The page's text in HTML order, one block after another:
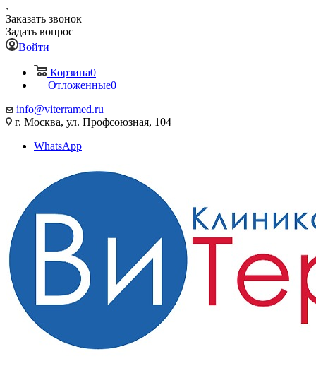
Заказать звонок
Задать вопрос
Войти
Корзина0
Отложенные0
info@viterramed.ru
г. Москва, ул. Профсоюзная, 104
WhatsApp